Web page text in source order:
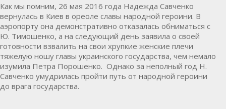
Как мы помним, 26 мая 2016 года Надежда Савченко
вернулась в Киев в ореоле славы народной героини. В
аэропорту она демонстративно отказалась обниматься с
Ю. Тимошенко, а на следующий день заявила о своей
готовности взвалить на свои хрупкие женские плечи
тяжелую ношу главы украинского государства, чем немало
изумила Петра Порошенко. Однако за неполный год Н.
Савченко умудрилась пройти путь от народной героини
до врага государства.